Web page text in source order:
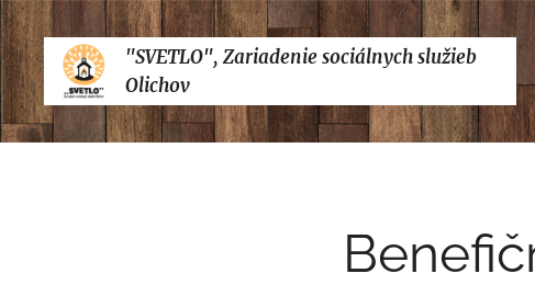
"SVETLO", Zariadenie sociálnych služieb
Olichov